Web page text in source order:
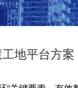
地平台方案